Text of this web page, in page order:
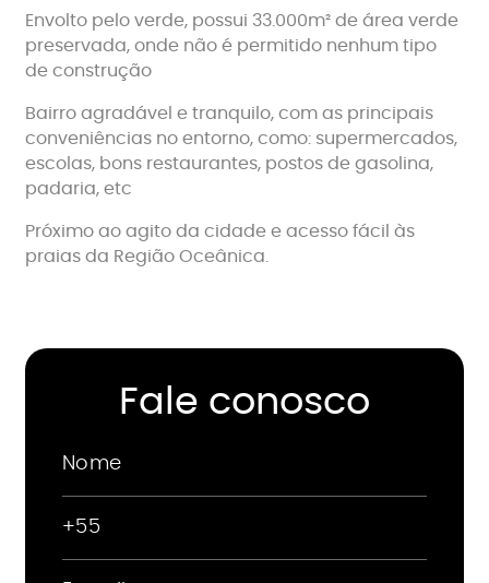
Envolto pelo verde, possui 33.000m² de área verde
preservada, onde não é permitido nenhum tipo
de construção
Bairro agradável e tranquilo, com as principais
conveniências no entorno, como: supermercados,
escolas, bons restaurantes, postos de gasolina,
padaria, etc
Próximo ao agito da cidade e acesso fácil às
praias da Região Oceânica.
Fale conosco